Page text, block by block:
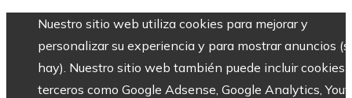
Nuestro sitio web utiliza cookies para mejorar y
personalizar su experiencia y para mostrar anuncios
hay). Nuestro sitio web también puede incluir cookies
terceros como Google Adsense, Google Analytics,